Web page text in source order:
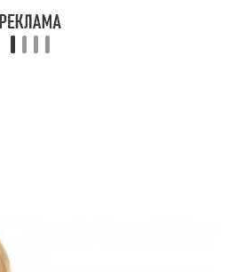
упражнение для спины из
плечами.